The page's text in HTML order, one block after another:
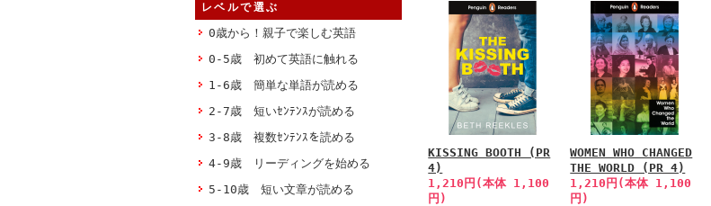
レベルで選ぶ
0歳から！親子で楽しむ英語
0-5歳 初めて英語に触れる
1-6歳 簡単な単語が読める
2-7歳 短いｾﾝﾃﾝｽが読める
3-8歳 複数ｾﾝﾃﾝｽを読める
4-9歳 リーディングを始める
5-10歳 短い文章が読める
KISSING BOOTH (PR
4)
1,210円(本体 1,100
円)
WOMEN WHO CHANGED
THE WORLD (PR 4)
1,210円(本体 1,100
円)